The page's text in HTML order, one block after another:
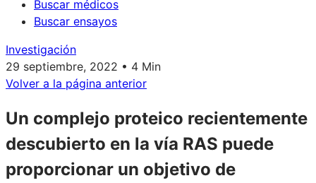
Buscar médicos
Buscar ensayos
Investigación
29 septiembre, 2022 • 4 Min
Volver a la página anterior
Un complejo proteico recientemente
descubierto en la vía RAS puede
proporcionar un objetivo de